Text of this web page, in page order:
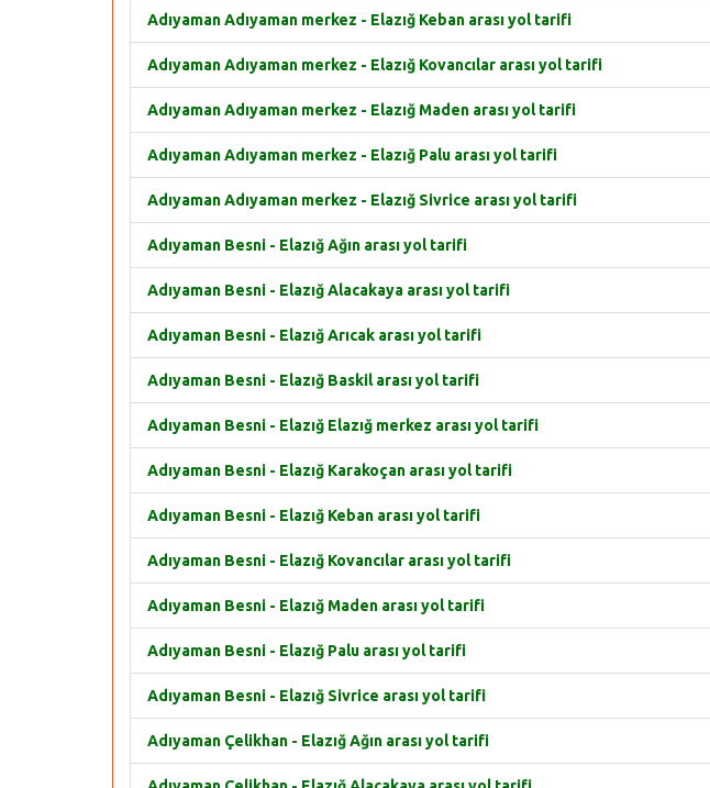
Adıyaman Adıyaman merkez - Elazığ Keban arası yol tarifi
Adıyaman Adıyaman merkez - Elazığ Kovancılar arası yol tarifi
Adıyaman Adıyaman merkez - Elazığ Maden arası yol tarifi
Adıyaman Adıyaman merkez - Elazığ Palu arası yol tarifi
Adıyaman Adıyaman merkez - Elazığ Sivrice arası yol tarifi
Adıyaman Besni - Elazığ Ağın arası yol tarifi
Adıyaman Besni - Elazığ Alacakaya arası yol tarifi
Adıyaman Besni - Elazığ Arıcak arası yol tarifi
Adıyaman Besni - Elazığ Baskil arası yol tarifi
Adıyaman Besni - Elazığ Elazığ merkez arası yol tarifi
Adıyaman Besni - Elazığ Karakoçan arası yol tarifi
Adıyaman Besni - Elazığ Keban arası yol tarifi
Adıyaman Besni - Elazığ Kovancılar arası yol tarifi
Adıyaman Besni - Elazığ Maden arası yol tarifi
Adıyaman Besni - Elazığ Palu arası yol tarifi
Adıyaman Besni - Elazığ Sivrice arası yol tarifi
Adıyaman Çelikhan - Elazığ Ağın arası yol tarifi